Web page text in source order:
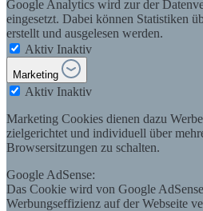
Google Analytics wird zur der
eingesetzt. Dabei können Statistiken
erstellt und ausgelesen werden.
Aktiv Inaktiv
Marketing
Aktiv Inaktiv
Marketing Cookies dienen dazu
zielgerichtet und individuell über
Browsersitzungen zu schalten.
Google AdSense:
Das Cookie wird von Google
Werbungseffizienz auf der Webseite